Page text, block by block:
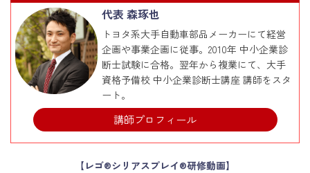
代表 森琢也
トヨタ系大手自動車部品メーカーにて経営
企画や事業企画に従事。2010年 中小企業診
断士試験に合格。翌年から複業にて、大手
資格予備校 中小企業診断士講座 講師をスタ
ート。
講師プロフィール
【レゴ®シリアスプレイ®研修動画】